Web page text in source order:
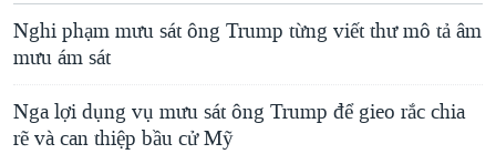
Nghi phạm mưu sát ông Trump từng viết thư mô tả âm
mưu ám sát
Nga lợi dụng vụ mưu sát ông Trump để gieo rắc chia
rẽ và can thiệp bầu cử Mỹ